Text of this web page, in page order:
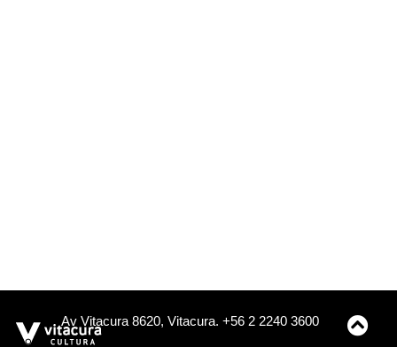
Av Vitacura 8620, Vitacura. +56 2 2240 3600